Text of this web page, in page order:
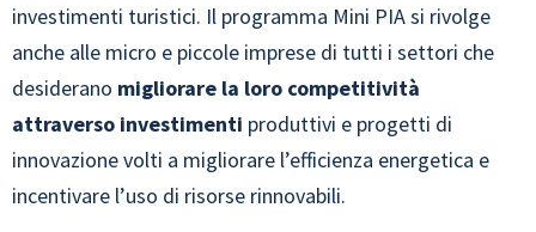
investimenti turistici. Il programma Mini PIA si rivolge
anche alle micro e piccole imprese di tutti i settori che
desiderano migliorare la loro competitività
attraverso investimenti produttivi e progetti di
innovazione volti a migliorare l’efficienza energetica e
incentivare l’uso di risorse rinnovabili.